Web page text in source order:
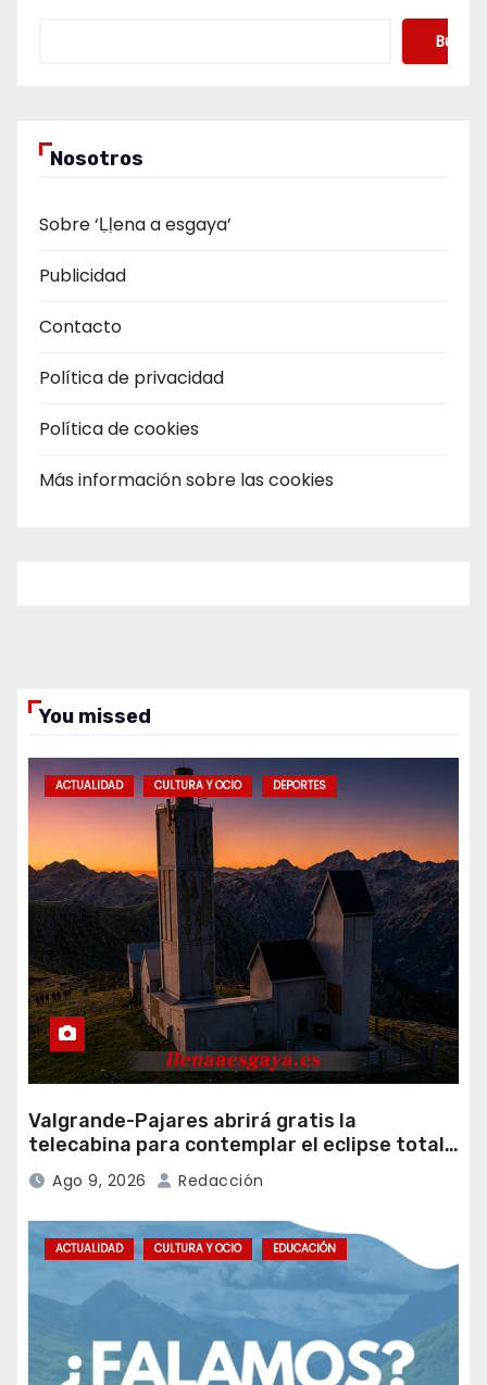
Buscar
Nosotros
Sobre ‘Ḷḷena a esgaya’
Publicidad
Contacto
Política de privacidad
Política de cookies
Más información sobre las cookies
You missed
ACTUALIDAD CULTURA Y OCIO DEPORTES
Valgrande-Pajares abrirá gratis la
telecabina para contemplar el eclipse total
desde Cuitunigru
Ago 9, 2026 Redacción
ACTUALIDAD CULTURA Y OCIO EDUCACIÓN